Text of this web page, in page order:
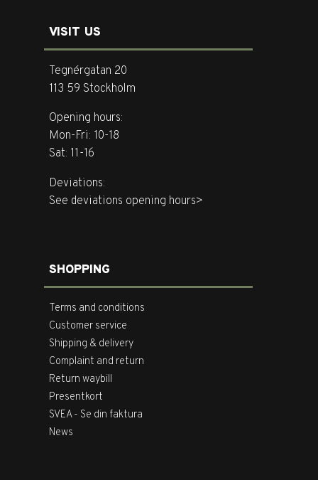
VISIT US
Tegnérgatan 20
113 59 Stockholm
Opening hours:
Mon-Fri: 10-18
Sat: 11-16
Deviations:
See deviations opening hours>
SHOPPING
Terms and conditions
Customer service
Shipping & delivery
Complaint and return
Return waybill
Presentkort
SVEA - Se din faktura
News